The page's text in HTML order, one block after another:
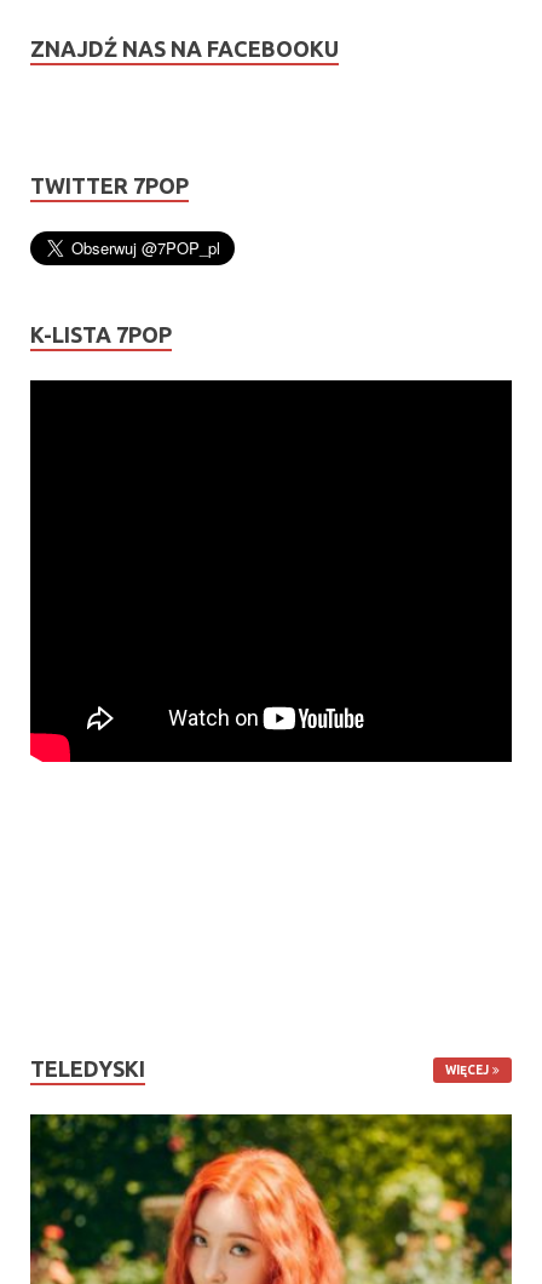
ZNAJDŹ NAS NA FACEBOOKU
TWITTER 7POP
K-LISTA 7POP
TELEDYSKI WIĘCEJ